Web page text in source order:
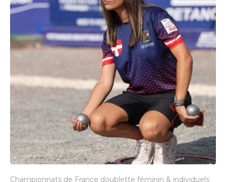
Championnats de France doublette féminin & individuels